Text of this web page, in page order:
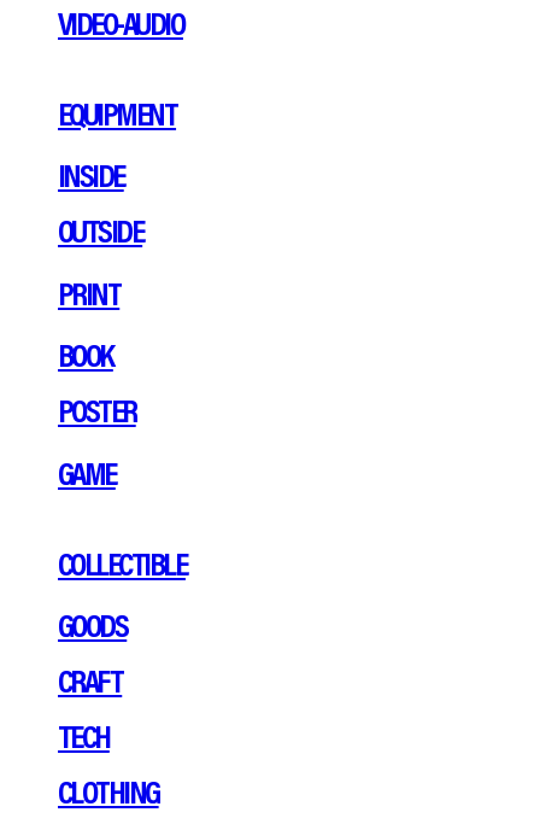
VIDEO-AUDIO
EQUIPMENT
INSIDE
OUTSIDE
PRINT
BOOK
POSTER
GAME
COLLECTIBLE
GOODS
CRAFT
TECH
CLOTHING